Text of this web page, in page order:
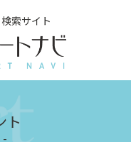
索サイト
ト